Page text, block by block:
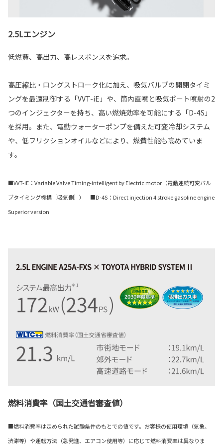
2.5Lエンジン
低燃費、高出力、高レスポンスを追求。
高圧縮比・ロングストローク化に加え、吸気バルブの開閉タイミ
ングを最適制御する「VVT-iE」や、筒内直噴と吸気ポート噴射の2
つのインジェクターを持ち、高い燃焼効率を可能にする「D-4S」
を採用。また、電動ウォーターポンプを備えた可変冷却システム
や、低フリクションオイルなどにより、燃費性能も高めていま
す。
■VVT-iE：Variable Valve Timing-intelligent by Electric motor（電動連続可変バル
ブタイミング機構［吸気側］） ■D-4S：Direct injection 4 stroke gasoline engine
Superior version
燃料消費率（国土交通省審査値）
■燃料消費率は定められた試験条件のもとでの値です。お客様の使用環境（気象、
渋滞等）や運転方法（急発進、エアコン使用等）に応じて燃料消費率は異なりま